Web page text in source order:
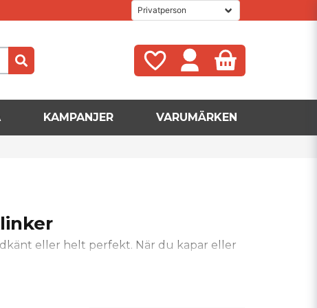
KAMPANJER VARUMÄRKEN
eller helt perfekt. När du kapar eller
kanter. För att få till de där helt släta,